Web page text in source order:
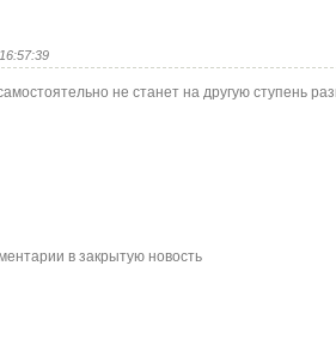
не станет на другую ступень
в закрытую новость